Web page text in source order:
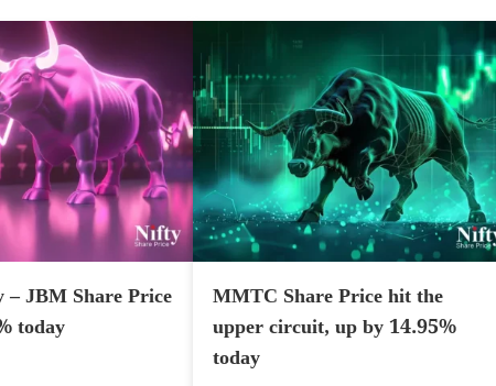
– JBM Share Price
today
MMTC Share Price hit the
upper circuit, up by 14.95%
today